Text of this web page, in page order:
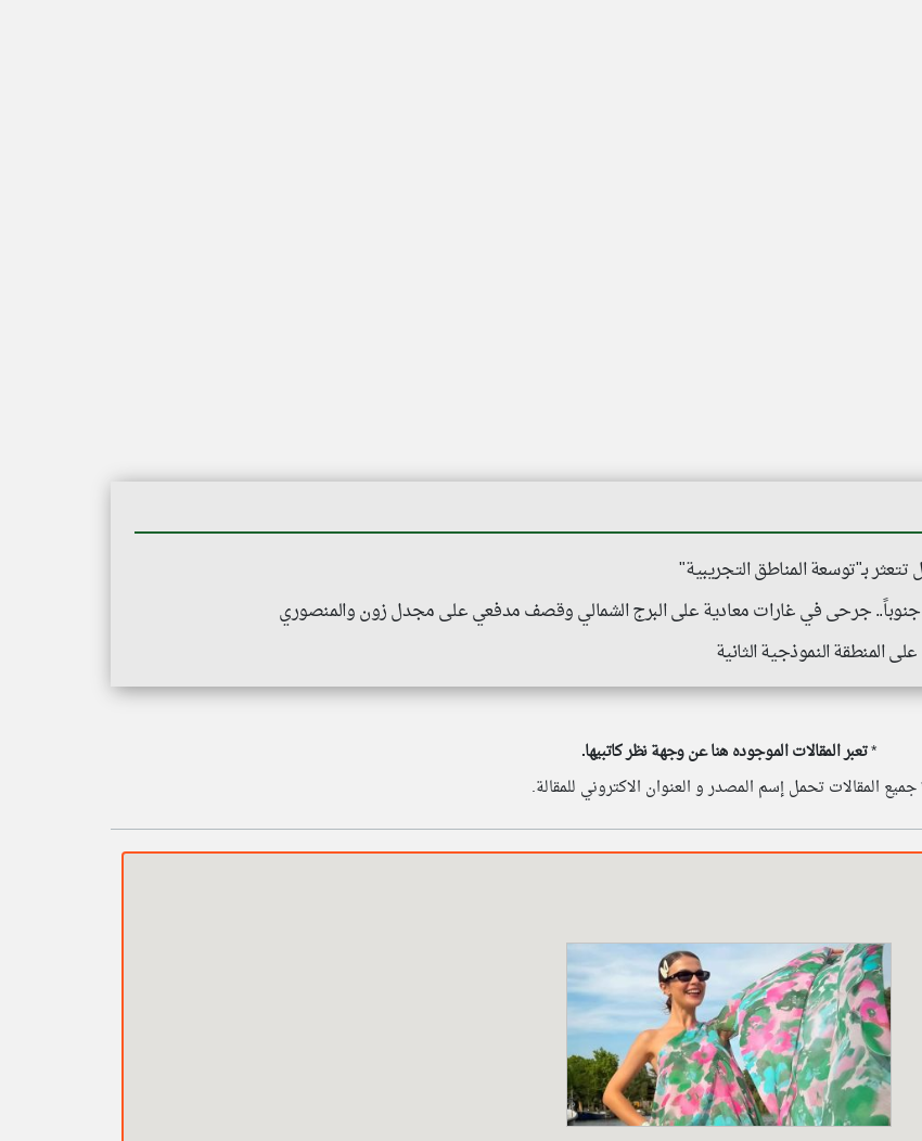
بـ"توسعة المناطق التجريبية"
جنوباً.. جرحى في غارات معادية على البرج الشمالي وقصف مدفعي على مجدل زون والمنصوري
المنطقة النموذجية الثانية
*تعبر المقالات الموجوده هنا عن وجهة نظر كاتبيها.
المقالات تحمل إسم المصدر و العنوان الاكتروني للمقالة.